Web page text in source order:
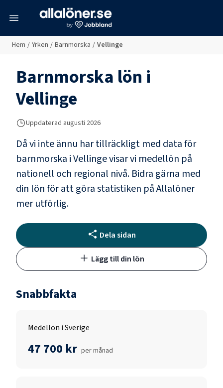
Hem / Yrken / Barnmorska / Vellinge
Barnmorska lön i
Vellinge
Uppdaterad augusti 2026
Då vi inte ännu har tillräckligt med data för
barnmorska iVellingevisar vi medellön på
nationell och regional nivå. Bidra gärna med
din lön för att göra statistiken på Allalöner
mer utförlig.
Dela sidan
Lägg till din lön
Snabbfakta
Medellön i Sverige
47 700 kr per månad